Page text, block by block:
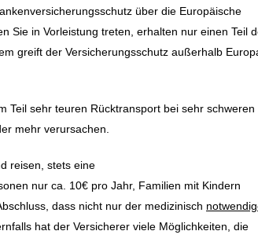
über die Europäische
Sie in Vorleistung treten, erhalten nur einen Teil
greift der Versicherungsschutz außerhalb
Teil sehr teuren Rücktransport bei sehr schweren
mehr verursachen.
reisen, stets eine
nur ca. 10€ pro Jahr, Familien mit Kindern
dass nicht nur der medizinisch
hat der Versicherer viele Möglichkeiten, die